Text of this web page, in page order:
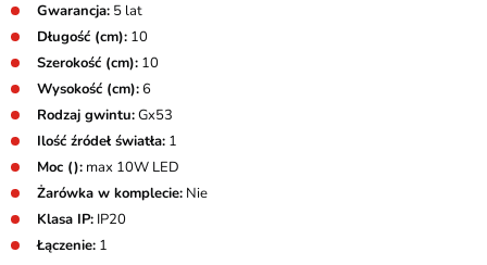
Gwarancja: 5 lat
Długość (cm): 10
Szerokość (cm): 10
Wysokość (cm):6
Rodzaj gwintu:Gx53
Ilość źródeł światła: 1
Moc (): max 10W LED
Żarówka w komplecie: Nie
Klasa IP: IP20
Łączenie: 1